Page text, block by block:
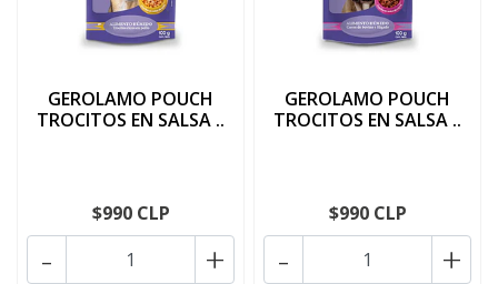
GEROLAMO POUCH
TROCITOS EN SALSA ..
$990 CLP
+
-
GEROLAMO POUCH
TROCITOS EN SALSA ..
$990 CLP
+
-